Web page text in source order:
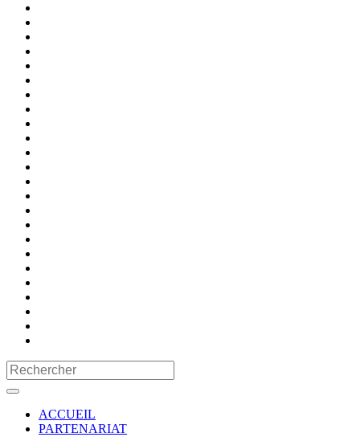
ACCUEIL
PARTENARIAT